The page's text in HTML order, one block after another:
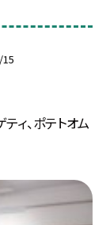
ィ、ポテトオム